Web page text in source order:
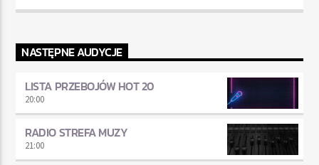
NASTĘPNE AUDYCJE
LISTA PRZEBOJÓW HOT 20
20:00
RADIO STREFA MUZY
21:00